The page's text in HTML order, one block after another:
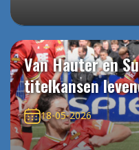
Van Hauter en
titelkansen
18-05-2026